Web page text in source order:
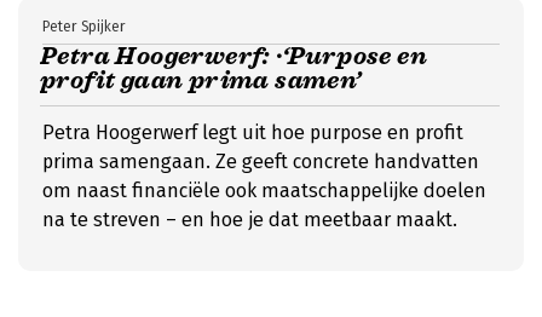
Petra Hoogerwerf: ·‘Purpose en
profit gaan prima samen’
Peter Spijker
Petra Hoogerwerf legt uit hoe purpose en profit
prima samengaan. Ze geeft concrete handvatten
om naast financiële ook maatschappelijke doelen
na te streven – en hoe je dat meetbaar maakt.